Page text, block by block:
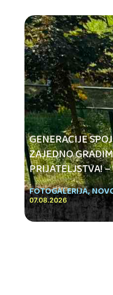
GENERACIJE
ZAJEDNO
PRIJATELJSTVA! –
FOTOGALERIJA,
07.08.2026